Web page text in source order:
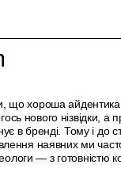
що хороша
нового нізвідки, а
в бренді. Тому і до
наявних ми
— з готовністю